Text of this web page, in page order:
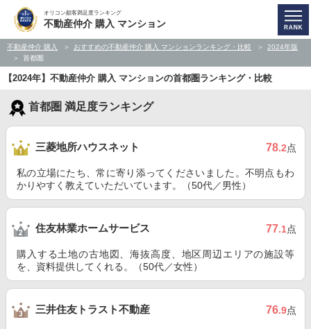
オリコン顧客満足度ランキング
不動産仲介 購入 マンション
不動産仲介 購入 おすすめの不動産仲介 購入 マンションランキング・比較
2024年版
首都圏
【2024年】不動産仲介 購入 マンションの首都圏ランキング・比較
首都圏 満足度ランキング
三菱地所ハウスネット 78.2点
私の立場にたち、常に寄り添ってくださいました。不明点もわ
かりやすく教えていただいています。（50代／男性）
住友林業ホームサービス 77.1点
購入する土地の古地図、海抜高度、地区周辺エリアの施設等
を、資料提供してくれる。（50代／女性）
三井住友トラスト不動産 76.9点